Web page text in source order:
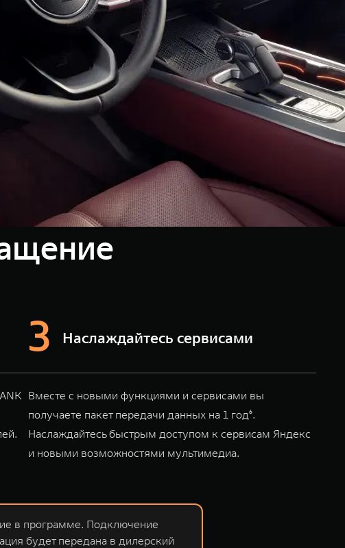
Наслаждайтесь сервисами
Вместе с новыми функциями и сервисами вы
получаете пакет передачи данных на 1 год⁶.
Наслаждайтесь быстрым доступом к сервисам Яндекс
и новыми возможностями мультимедиа.
в программе. Подключение
будет передана в дилерский